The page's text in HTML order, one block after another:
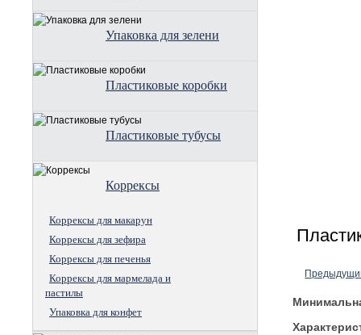
Упаковка для зелени
Пластиковые коробки
Пластиковые тубусы
Коррексы
Коррексы для макарун
Коррексы для зефира
Коррексы для печенья
Коррексы для мармелада и
пастилы
Упаковка для конфет